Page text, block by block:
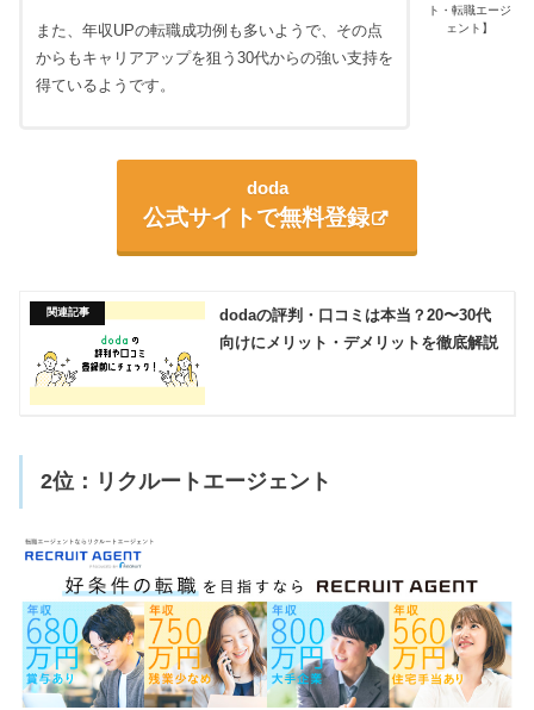
ト・転職エージ
ェント】
また、年収UPの転職成功例も多いようで、その点
からもキャリアアップを狙う30代からの強い支持を
得ているようです。
doda
公式サイトで無料登録
dodaの評判・口コミは本当？20〜30代
向けにメリット・デメリットを徹底解説
2位：リクルートエージェント